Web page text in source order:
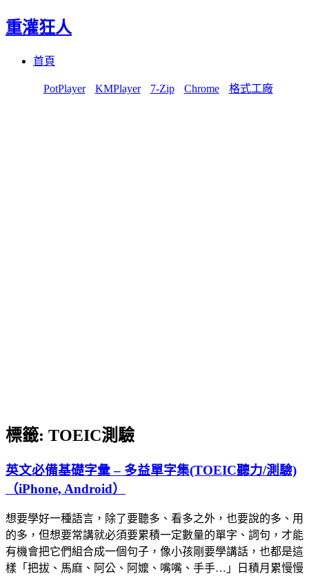
重灌狂人
首頁
PotPlayer KMPlayer 7-Zip Chrome 格式工廠
標籤: TOEIC測驗
英文必備基礎字彙 – 多益單字集(TOEIC聽力/測驗)
（iPhone, Android）
想要學好一種語言，除了要聽多、看多之外，也要說的多、用
的多，但想要常講就必須要累積一定數量的單字、詞句，才能
有機會把它們組合成一個句子，像小孩剛要學講話，也都是這
樣「把拔、馬麻、阿公、阿嬤、嘴嘴、手手…」日積月累慢慢